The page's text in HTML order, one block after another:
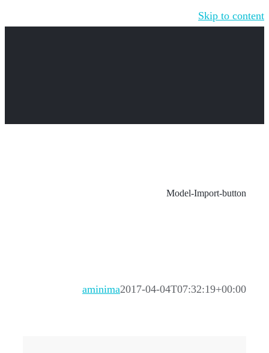
Skip to content
Model-Import-button
aminima2017-04-04T07:32:19+00:00